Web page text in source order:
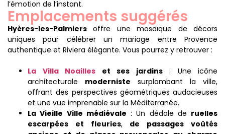
l’émotion de l’instant.
Emplacements suggérés
Hyères-les-Palmiers offre une mosaïque de décors
uniques pour célébrer un mariage entre Provence
authentique et Riviera élégante. Vous pourrez y retrouver :
La Villa Noailles et ses jardins: Une icône
architecturale moderniste surplombant la ville,
offrant des perspectives géométriques audacieuses
et une vue imprenable sur la Méditerranée.
La Vieille Ville médiévale : Un dédale de ruelles
escarpées et fleuries, de passages voûtés